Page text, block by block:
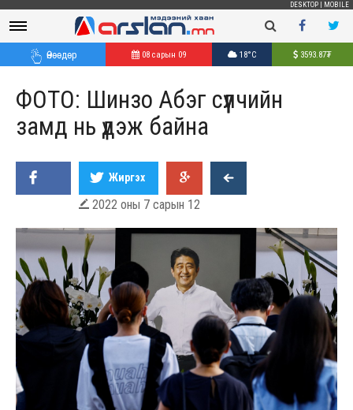
DESKTOP MOBILE
Өнөөдөр 08 сарын 09 18°C 3593.87₮
ФОТО: Шинзо Абэг сүүлчийн
замд нь үдэж байна
Жиргэх
 2022 оны 7 сарын 12